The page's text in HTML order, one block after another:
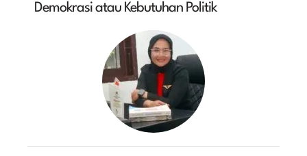
Demokrasi atau Kebutuhan Politik